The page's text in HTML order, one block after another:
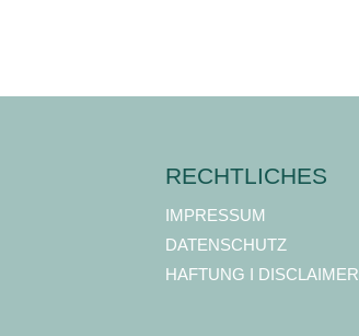
RECHTLICHES
IMPRESSUM
DATENSCHUTZ
HAFTUNG I DISCLAIMER